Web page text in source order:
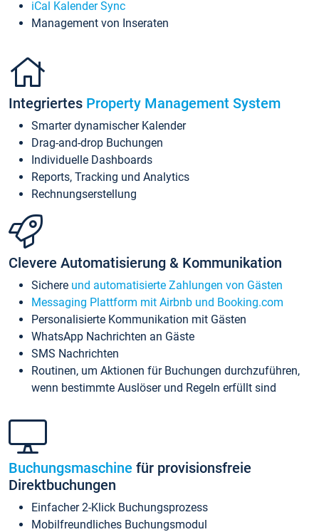
iCal Kalender Sync
Management von Inseraten
Integriertes Property Management System
Smarter dynamischer Kalender
Drag-and-drop Buchungen
Individuelle Dashboards
Reports, Tracking und Analytics
Rechnungserstellung
Clevere Automatisierung & Kommunikation
Sichere und automatisierte Zahlungen von Gästen
Messaging Plattform mit Airbnb und Booking.com
Personalisierte Kommunikation mit Gästen
WhatsApp Nachrichten an Gäste
SMS Nachrichten
Routinen, um Aktionen für Buchungen durchzuführen,
wenn bestimmte Auslöser und Regeln erfüllt sind
Buchungsmaschine für provisionsfreie
Direktbuchungen
Einfacher 2-Klick Buchungsprozess
Mobilfreundliches Buchungsmodul